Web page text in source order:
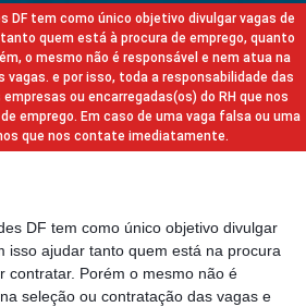
DF tem como único objetivo divulgar vagas de
quem está à procura de emprego, quanto
o mesmo não é responsável e nem atua na
e por isso, toda a responsabilidade das
ou encarregadas(os) do RH que nos
emprego. Em caso de uma vaga falsa ou uma
que nos contate imediatamente.
DF tem como único objetivo divulgar
isso ajudar tanto quem está na procura
contratar. Porém o mesmo não é
seleção ou contratação das vagas e